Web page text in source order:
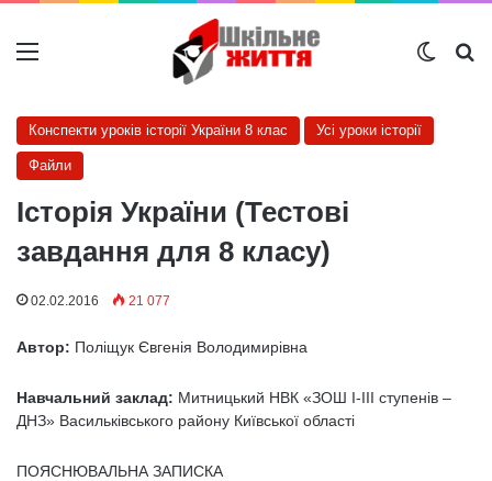
Меню
Конспекти уроків історії України 8 клас Усі уроки історії
Файли
Історія України (Тестові
завдання для 8 класу)
02.02.2016 21 077
Автор: Поліщук Євгенія Володимирівна
Навчальний заклад: Митницький НВК «ЗОШ І-ІІІ ступенів –
ДНЗ» Васильківського району Київської області
ПОЯСНЮВАЛЬНА ЗАПИСКА